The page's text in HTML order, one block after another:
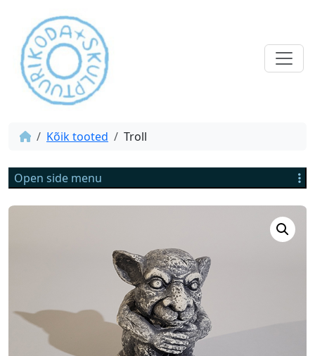
Kõik tooted Troll
Open side menu